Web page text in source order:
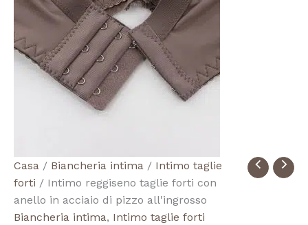
Casa / Biancheria intima / Intimo taglie
forti / Intimo reggiseno taglie forti con
anello in acciaio di pizzo all'ingrosso
Biancheria intima, Intimo taglie forti
Quantità
Wholesale
Lace
Steel